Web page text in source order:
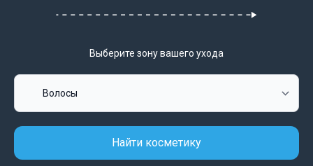
Выберите зону вашего ухода
Найти косметику